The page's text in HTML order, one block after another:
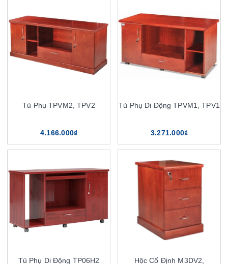
Tủ Phụ TPVM2, TPV2
4.166.000₫
Tủ Phụ Di Động TPVM1, TPV1
3.271.000₫
Tủ Phụ Di Động TP06H2 Hộc Cố Định M3DV2,